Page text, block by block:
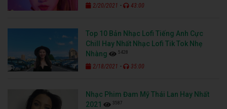
2/20/2021 - 43:00
Top 10 Bản Nhạc Lofi Tiếng Anh Cực
Chill Hay Nhất Nhạc Lofi Tik Tok Nhẹ
Nhàng
5428
2/18/2021 - 35:00
Nhạc Phim Đam Mỹ Thái Lan Hay Nhất
2021
3587